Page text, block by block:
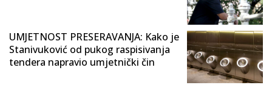
UMJETNOST PRESERAVANJA: Kako je
Stanivuković od pukog raspisivanja
tendera napravio umjetnički čin